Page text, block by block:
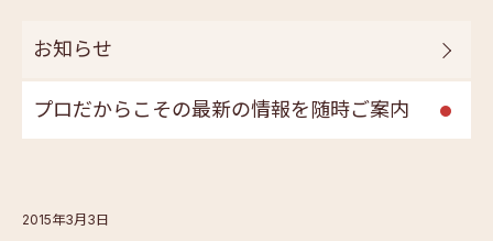
お知らせ
プロだからこその最新の情報を随時ご案内
2015年3月3日